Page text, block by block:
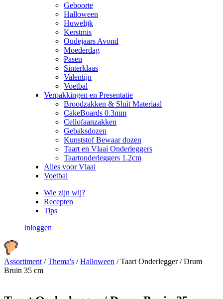
Geboorte
Halloween
Huwelijk
Kerstmis
Oudejaars Avond
Moederdag
Pasen
Sinterklaas
Valentijn
Voetbal
Verpakkingen en Presentatie
Broodzakken & Sluit Materiaal
CakeBoards 0.3mm
Cellofaanzakken
Gebaksdozen
Kunststof Bewaar dozen
Taart en Vlaai Onderleggers
Taartonderleggers 1.2cm
Alles voor Vlaai
Voetbal
Wie zijn wij?
Recepten
Tips
Inloggen
Assortiment /Thema's /Halloween /Taart Onderlegger / Drum
Bruin 35 cm